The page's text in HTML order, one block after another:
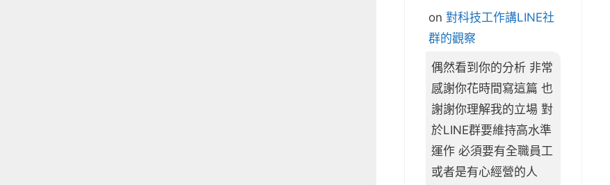
on 對科技工作講LINE社
群的觀察
偶然看到你的分析 非常
感謝你花時間寫這篇 也
謝謝你理解我的立場 對
於LINE群要維持高水準
運作 必須要有全職員工
或者是有心經營的人